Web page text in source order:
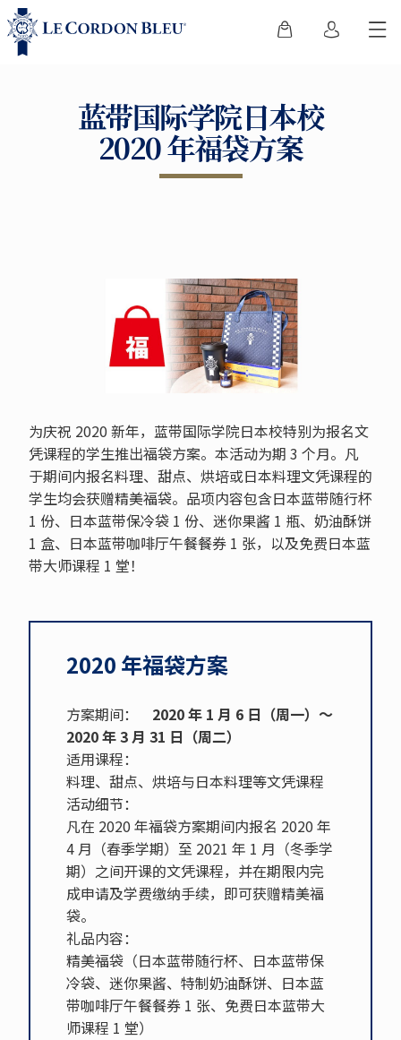
蓝带国际学院日本校
2020 年福袋方案
为庆祝 2020 新年，蓝带国际学院日本校特别为报名文
凭课程的学生推出福袋方案。本活动为期 3 个月。凡
于期间内报名料理、甜点、烘培或日本料理文凭课程的
学生均会获赠精美福袋。品项内容包含日本蓝带随行杯
1 份、日本蓝带保冷袋 1 份、迷你果酱 1 瓶、奶油酥饼
1 盒、日本蓝带咖啡厅午餐餐券 1 张，以及免费日本蓝
带大师课程 1 堂！
2020 年福袋方案
方案期间： 2020 年 1 月 6 日（周一）～
2020 年 3 月 31 日（周二）
适用课程：
料理、甜点、烘培与日本料理等文凭课程
活动细节：
凡在 2020 年福袋方案期间内报名 2020 年
4 月（春季学期）至 2021 年 1 月（冬季学
期）之间开课的文凭课程，并在期限内完
成申请及学费缴纳手续，即可获赠精美福
袋。
礼品内容：
精美福袋（日本蓝带随行杯、日本蓝带保
冷袋、迷你果酱、特制奶油酥饼、日本蓝
带咖啡厅午餐餐券 1 张、免费日本蓝带大
师课程 1 堂）